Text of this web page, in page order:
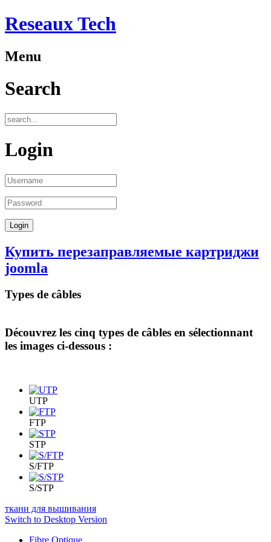
Reseaux Tech
Menu
Search
Login
Купить перезаправляемые картриджи
joomla
Types de câbles
Découvrez les cinq types de câbles en sélectionnant
les images ci-dessous :
UTP
FTP
STP
S/FTP
S/STP
ткани для вышивания
Switch to Desktop Version
Fibre Optique